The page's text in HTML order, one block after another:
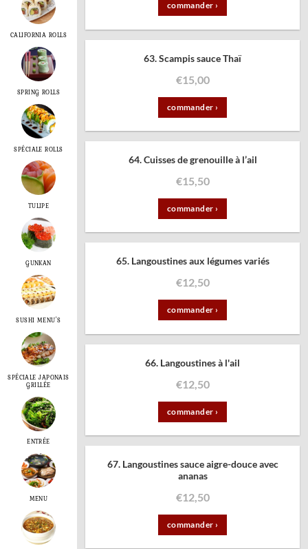
CALIFORNIA ROLLS
SPRING ROLLS
SPÉCIALE ROLLS
TULIPE
GUNKAN
SUSHI MENU'S
SPÉCIALE JAPONAIS
GRILLÉE
ENTRÉE
MENU
commander ›
63. Scampis sauce Thaï
€15,00
commander ›
64. Cuisses de grenouille à l’ail
€15,50
commander ›
65. Langoustines aux légumes variés
€12,50
commander ›
66. Langoustines à l'ail
€12,50
commander ›
67. Langoustines sauce aigre-douce avec
ananas
€12,50
commander ›